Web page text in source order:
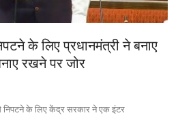
के लिए प्रधानमंत्री ने बनाए
रखने पर जोर
निपटने के लिए केंद्र सरकार ने एक इंटर